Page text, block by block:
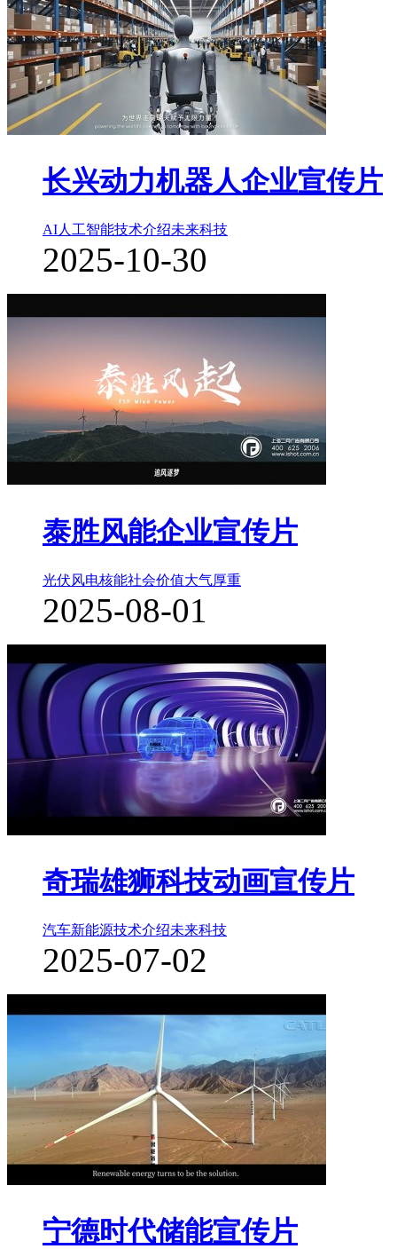
长兴动力机器人企业宣传片
AI人工智能技术介绍未来科技
2025-10-30
泰胜风能企业宣传片
光伏风电核能社会价值大气厚重
2025-08-01
奇瑞雄狮科技动画宣传片
汽车新能源技术介绍未来科技
2025-07-02
宁德时代储能宣传片